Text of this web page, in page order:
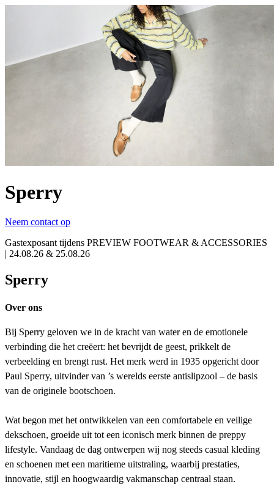
Sperry
Neem contact op
Gastexposant tijdens PREVIEW FOOTWEAR & ACCESSORIES
| 24.08.26 & 25.08.26
Sperry
Over ons
Bij Sperry geloven we in de kracht van water en de emotionele
verbinding die het creëert: het bevrijdt de geest, prikkelt de
verbeelding en brengt rust. Het merk werd in 1935 opgericht door
Paul Sperry, uitvinder van ’s werelds eerste antislipzool – de basis
van de originele bootschoen.
Wat begon met het ontwikkelen van een comfortabele en veilige
dek­schoen, groeide uit tot een iconisch merk binnen de preppy
lifestyle. Vandaag de dag ontwerpen wij nog steeds casual kleding
en schoenen met een maritieme uitstraling, waarbij prestaties,
innovatie, stijl en hoogwaardig vakmanschap centraal staan.